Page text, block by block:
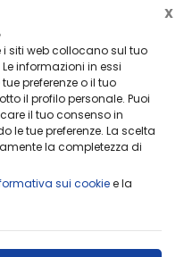
siti web collocano sul tuo
informazioni in essi
preferenze o il tuo
il profilo personale. Puoi
il tuo consenso in
le tue preferenze. La scelta
la completezza di
sui cookiee la
X
YAMAHA - KAWAI -